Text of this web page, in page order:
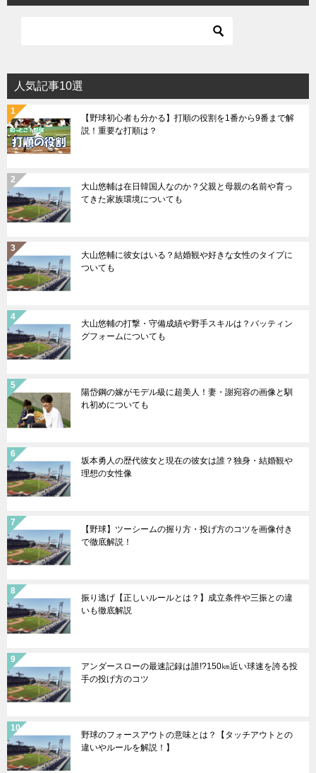
人気記事10選
【野球初心者も分かる】打順の役割を1番から9番まで解
説！重要な打順は？
大山悠輔は在日韓国人なのか？父親と母親の名前や育っ
てきた家族環境についても
大山悠輔に彼女はいる？結婚観や好きな女性のタイプに
ついても
大山悠輔の打撃・守備成績や野手スキルは？バッティン
グフォームについても
陽岱鋼の嫁がモデル級に超美人！妻・謝宛容の画像と馴
れ初めについても
坂本勇人の歴代彼女と現在の彼女は誰？独身・結婚観や
理想の女性像
【野球】ツーシームの握り方・投げ方のコツを画像付き
で徹底解説！
振り逃げ【正しいルールとは？】成立条件や三振との違
いも徹底解説
アンダースローの最速記録は誰!?150㎞近い球速を誇る投
手の投げ方のコツ
野球のフォースアウトの意味とは？【タッチアウトとの
違いやルールを解説！】